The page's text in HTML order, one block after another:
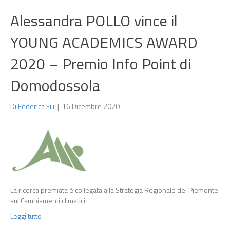
Alessandra POLLO vince il
YOUNG ACADEMICS AWARD
2020 – Premio Info Point di
Domodossola
DiFederica Fili | 16 Dicembre 2020
La ricerca premiata è collegata alla Strategia Regionale del Piemonte
sui Cambiamenti climatici
Leggi tutto